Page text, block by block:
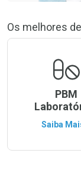
Os melhores
PBM
Saiba